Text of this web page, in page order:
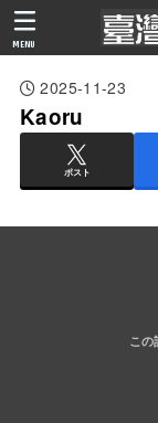
MENU
2025-11-23
Kaoru
ポスト